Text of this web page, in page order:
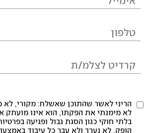
הריני לאשר שהתוכן שאשלח: מקורי, לא
לא מימנתי את הפקתו, הוא אינו מועתק
בלתי חוקי כגון הסגת גבול ופגיעה
הופק, לא נערך ולא עבר כל עיבוד